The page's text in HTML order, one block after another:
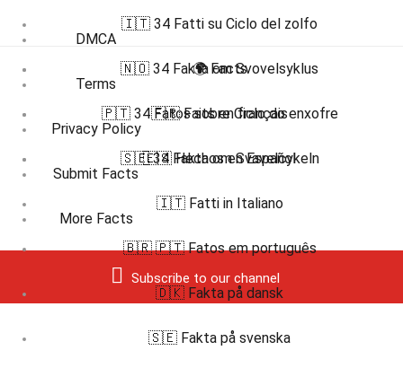
DMCA
Terms
Privacy Policy
Submit Facts
More Facts
Subscribe to our channel
🇮🇹 34 Fatti su Ciclo del zolfo
🇳🇴 34 Fakta om Svovelsyklus
🇵🇹 34 Fatos sobre Ciclo do enxofre
🇸🇪 34 Fakta om Svavelcykeln
🌍 Facts
🇫🇷 Faits en français
🇪🇸 Hechos en Español
🇮🇹 Fatti in Italiano
🇧🇷 🇵🇹 Fatos em português
🇩🇰 Fakta på dansk
🇸🇪 Fakta på svenska